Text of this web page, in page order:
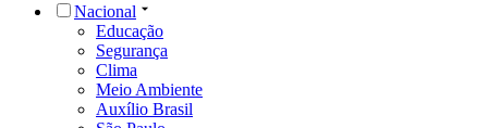
Nacional
Educação
Segurança
Clima
Meio Ambiente
Auxílio Brasil